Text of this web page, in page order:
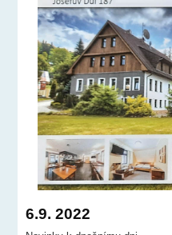
6.9. 2022